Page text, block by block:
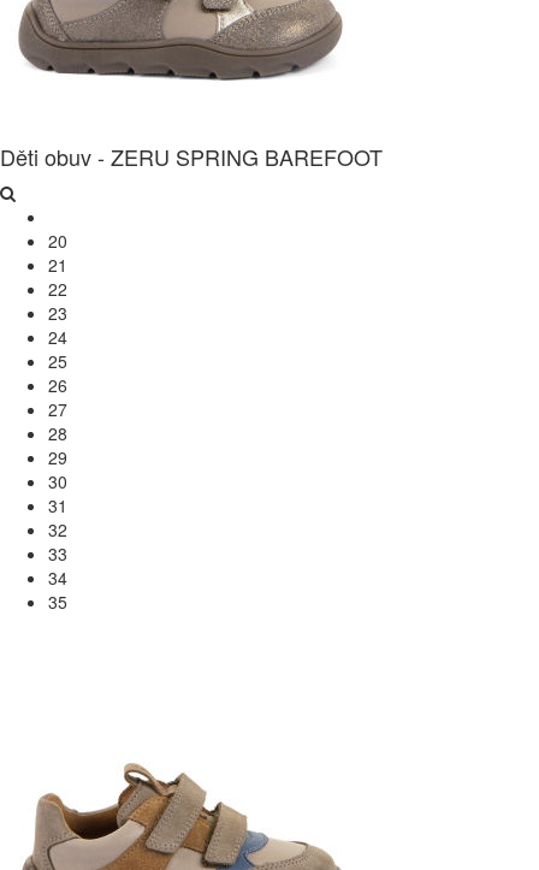
Děti obuv - ZERU SPRING BAREFOOT
20
21
22
23
24
25
26
27
28
29
30
31
32
33
34
35